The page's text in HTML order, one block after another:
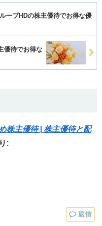
ープHDの株主優待でお得な優
優待でお得な
株主優待 | 株主優待と配
:
返信